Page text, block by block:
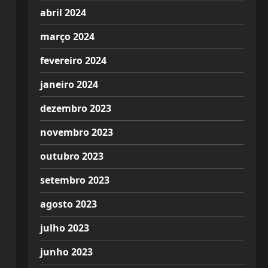
abril 2024
março 2024
fevereiro 2024
janeiro 2024
dezembro 2023
novembro 2023
outubro 2023
setembro 2023
agosto 2023
julho 2023
junho 2023